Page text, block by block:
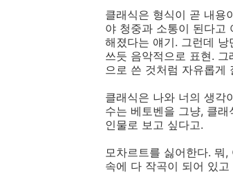
클래식은 형식이 곧 내용
야 청중과 소통이 된다고
해졌다는 얘기. 그런데
쓰듯 음악적으로 표현.
으로 쓴 것처럼 자유롭게
클래식은 나와 너의 생각
수는 베토벤을 그냥, 클
인물로 보고 싶다고.
모차르트를 싫어한다. 뭐
속에 다 작곡이 되어 있